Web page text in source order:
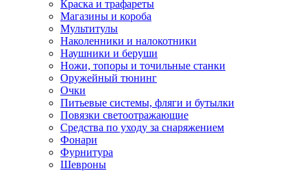
Краска и трафареты
Магазины и короба
Мультитулы
Наколенники и налокотники
Наушники и беруши
Ножи, топоры и точильные станки
Оружейный тюнинг
Очки
Питьевые системы, фляги и бутылки
Повязки светоотражающие
Средства по уходу за снаряжением
Фонари
Фурнитура
Шевроны